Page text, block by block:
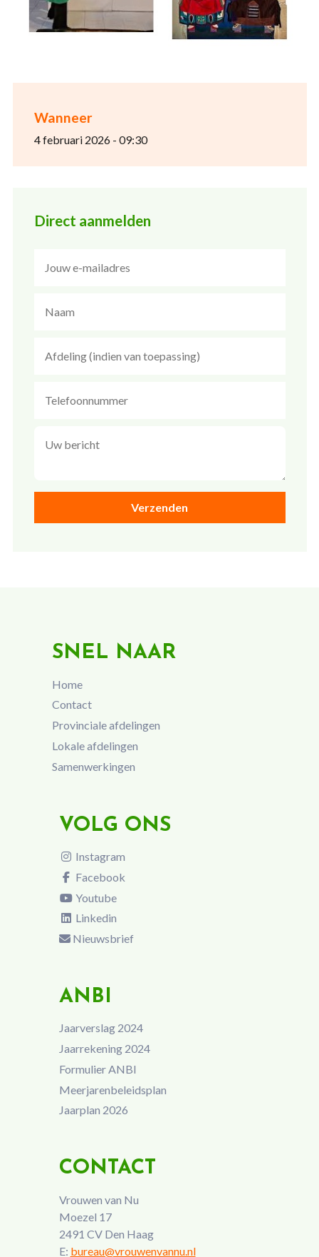
Wanneer
4 februari 2026 - 09:30
Direct aanmelden
SNEL NAAR
Home
Contact
Provinciale afdelingen
Lokale afdelingen
Samenwerkingen
VOLG ONS
Instagram
Facebook
Youtube
Linkedin
Nieuwsbrief
ANBI
Jaarverslag 2024
Jaarrekening 2024
Formulier ANBI
Meerjarenbeleidsplan
Jaarplan 2026
CONTACT
Vrouwen van Nu
Moezel 17
2491 CV Den Haag
E: bureau@vrouwenvannu.nl